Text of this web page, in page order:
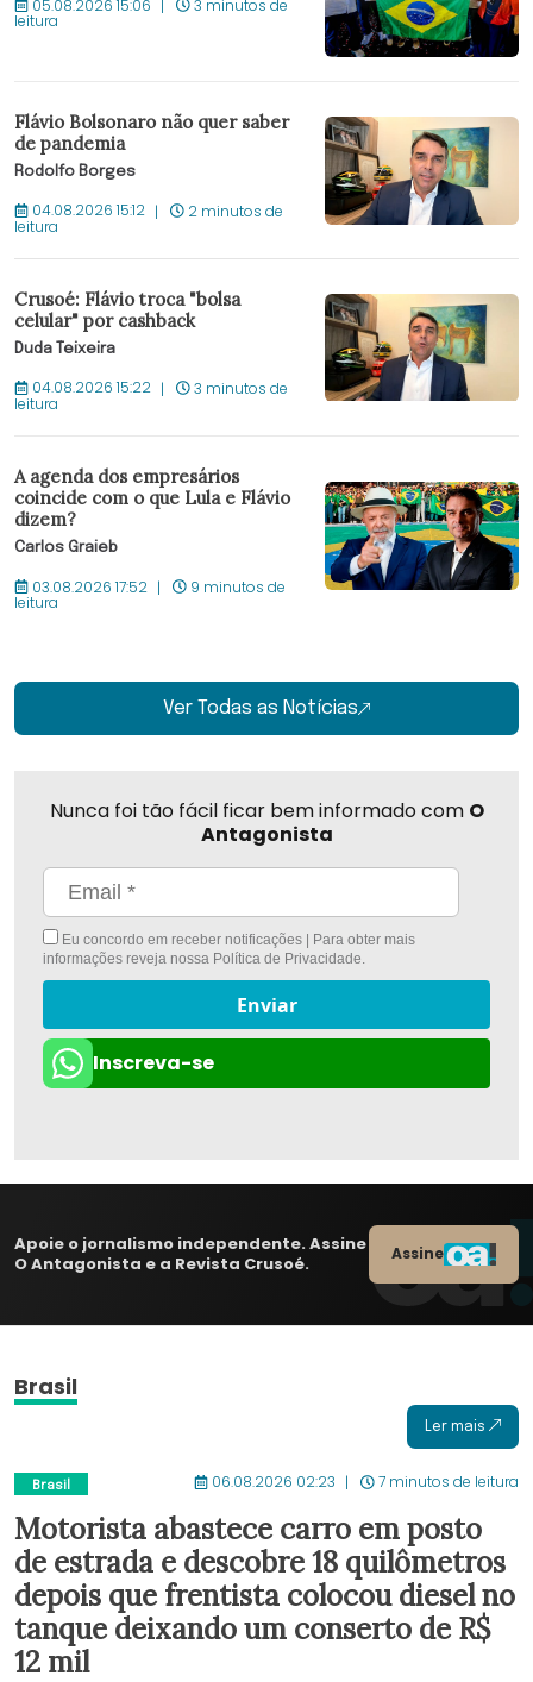
05.08.2026 15:06 3 minutos de
leitura
Flávio Bolsonaro não quer saber
de pandemia
Rodolfo Borges
04.08.2026 15:12 2 minutos de
leitura
Crusoé: Flávio troca "bolsa
celular" por cashback
Duda Teixeira
04.08.2026 15:22 3 minutos de
leitura
A agenda dos empresários
coincide com o que Lula e Flávio
dizem?
Carlos Graieb
03.08.2026 17:52 9 minutos de
leitura
Ver Todas as Notícias
Nunca foi tão fácil ficar bem informado com O
Antagonista
Eu concordo em receber notificações | Para obter mais
informações reveja nossa Política de Privacidade.
Enviar
Inscreva-se
Apoie o jornalismo independente. Assine
O Antagonista e a Revista Crusoé.
Assine
Brasil
Ler mais
Brasil 06.08.2026 02:23 7 minutos de leitura
Motorista abastece carro em posto
de estrada e descobre 18 quilômetros
depois que frentista colocou diesel no
tanque deixando um conserto de R$
12 mil